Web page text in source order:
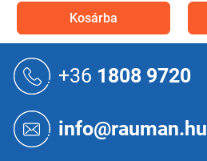
Kosárba
+36 1808 9720
info@rauman.hu